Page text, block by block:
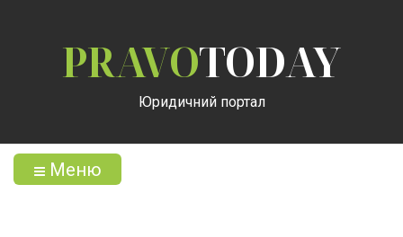
PRAVOTODAY
Юридичний портал
Меню